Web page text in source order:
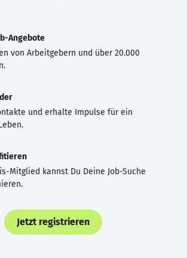
Angebote
von Arbeitgebern und über 20.000
und erhalte Impulse für ein
Mitglied kannst Du Deine Job-Suche
Jetzt registrieren